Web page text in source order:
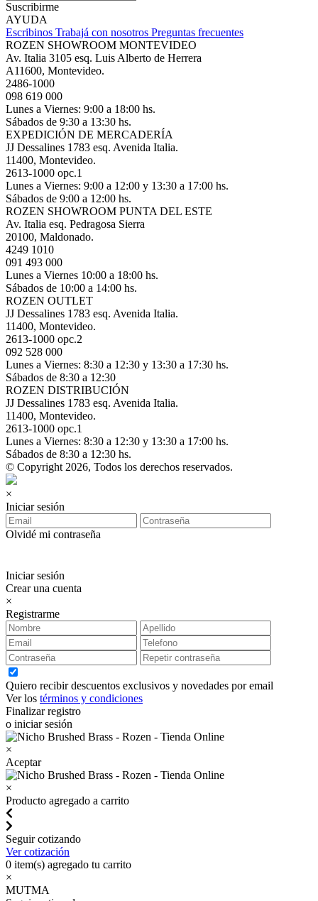
Suscribirme
AYUDA
Escribinos Trabajá con nosotros Preguntas frecuentes
ROZEN SHOWROOM MONTEVIDEO
Av. Italia 3105 esq. Luis Alberto de Herrera
A11600, Montevideo.
2486-1000
098 619 000
Lunes a Viernes: 9:00 a 18:00 hs.
Sábados de 9:30 a 13:30 hs.
EXPEDICIÓN DE MERCADERÍA
JJ Dessalines 1783 esq. Avenida Italia.
11400, Montevideo.
2613-1000 opc.1
Lunes a Viernes: 9:00 a 12:00 y 13:30 a 17:00 hs.
Sábados de 9:00 a 12:00 hs.
ROZEN SHOWROOM PUNTA DEL ESTE
Av. Italia esq. Pedragosa Sierra
20100, Maldonado.
4249 1010
091 493 000
Lunes a Viernes 10:00 a 18:00 hs.
Sábados de 10:00 a 14:00 hs.
ROZEN OUTLET
JJ Dessalines 1783 esq. Avenida Italia.
11400, Montevideo.
2613-1000 opc.2
092 528 000
Lunes a Viernes: 8:30 a 12:30 y 13:30 a 17:30 hs.
Sábados de 8:30 a 12:30
ROZEN DISTRIBUCIÓN
JJ Dessalines 1783 esq. Avenida Italia.
11400, Montevideo.
2613-1000 opc.1
Lunes a Viernes: 8:30 a 12:30 y 13:30 a 17:00 hs.
Sábados de 8:30 a 12:30 hs.
© Copyright 2026, Todos los derechos reservados.
×
Iniciar sesión
Olvidé mi contraseña
Iniciar sesión
Crear una cuenta
×
Registrarme
Quiero recibir descuentos exclusivos y novedades por email
Ver los términos y condiciones
Finalizar registro
o iniciar sesión
×
Aceptar
×
Producto agregado a carrito
Seguir cotizando
Ver cotización
0 item(s) agregado tu carrito
×
MUTMA